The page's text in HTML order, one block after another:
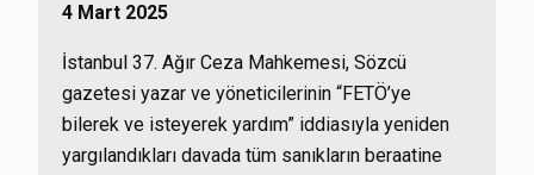
4 Mart 2025
İstanbul 37. Ağır Ceza Mahkemesi, Sözcü
gazetesi yazar ve yöneticilerinin “FETÖ’ye
bilerek ve isteyerek yardım” iddiasıyla yeniden
yargılandıkları davada tüm sanıkların beraatine